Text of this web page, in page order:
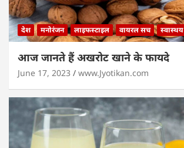
देश मनोरंजन लाइफस्टाइल वायरल सच स्वास्थय
आज जानते हैं अखरोट खाने के फायदे
June 17, 2023 www.Jyotikan.com